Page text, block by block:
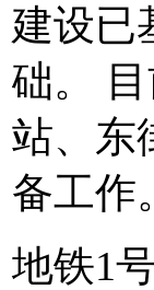
建设已
础。
站、东
备工作。
地铁1